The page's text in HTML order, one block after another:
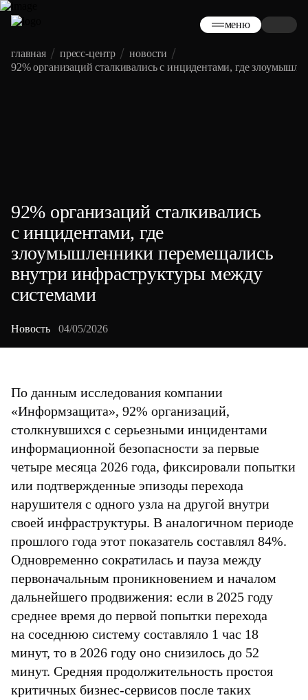
меню
главная пресс-центр
новости
92% организаций сталкивались с инцидентами, где
92% организаций сталкивались
с инцидентами, где
злоумышленники перемещались
внутри инфраструктуры между
системами
Новость 04/05/2026
По данным исследования компании
«Информзащита», 92% организаций,
столкнувшихся с серьезными инцидентами
информационной безопасности за первые
четыре месяца 2026 года, фиксировали попытки
или подтвержденные эпизоды перехода
нарушителя с одного узла на другой внутри
своей инфраструктуры. В аналогичном периоде
прошлого года этот показатель составлял 84%.
Одновременно сократилась и пауза между
первоначальным проникновением и началом
дальнейшего продвижения: если в 2025 году
среднее время до первой попытки перехода
на соседнюю систему составляло 1 час 18
минут, то в 2026 году оно снизилось до 52
минут. Средняя продолжительность простоя
критичных бизнес-сервисов после таких